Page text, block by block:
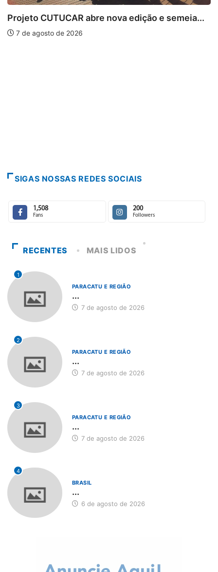
CUTUCAR abre nova edição e semeia...
de 2026
SIGAS NOSSAS REDES SOCIAIS
1,508
Fans
200
Followers
RECENTES MAIS LIDOS
1
PARACATU E REGIÃO
...
7 de agosto de 2026
2
PARACATU E REGIÃO
...
7 de agosto de 2026
3
PARACATU E REGIÃO
...
7 de agosto de 2026
4
BRASIL
...
6 de agosto de 2026